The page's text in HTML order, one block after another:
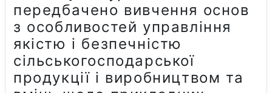
передбачено вивчення основ
з особливостей управління
якістю і безпечністю
сільськогосподарської
продукції і виробництвом та